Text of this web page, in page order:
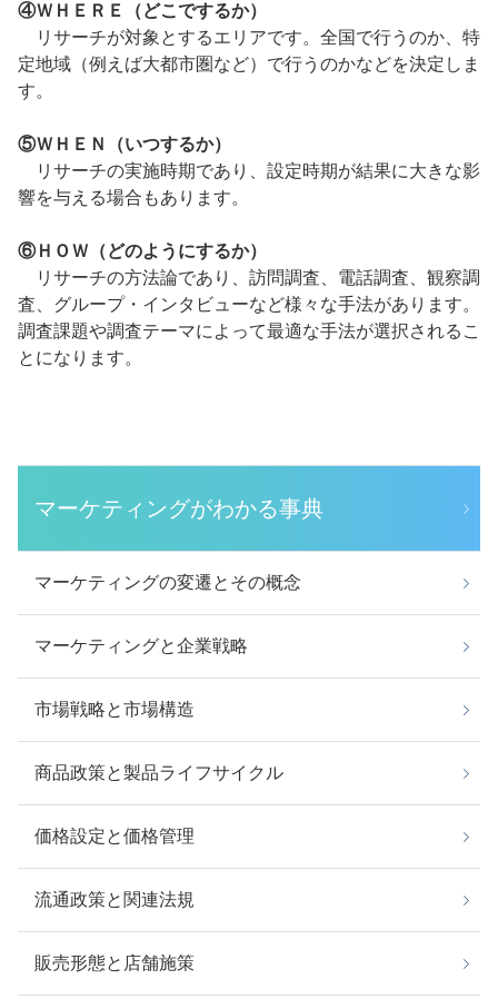
④ＷＨＥＲＥ（どこでするか）
リサーチが対象とするエリアです。全国で行うのか、特
定地域（例えば大都市圏など）で行うのかなどを決定しま
す。
⑤ＷＨＥＮ（いつするか）
リサーチの実施時期であり、設定時期が結果に大きな影
響を与える場合もあります。
⑥ＨＯＷ（どのようにするか）
リサーチの方法論であり、訪問調査、電話調査、観察調
査、グループ・インタビューなど様々な手法があります。
調査課題や調査テーマによって最適な手法が選択されるこ
とになります。
マーケティングがわかる事典
マーケティングの変遷とその概念
マーケティングと企業戦略
市場戦略と市場構造
商品政策と製品ライフサイクル
価格設定と価格管理
流通政策と関連法規
販売形態と店舗施策